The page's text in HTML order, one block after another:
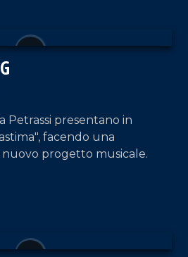
Petrassi presentano in
facendo una
progetto musicale.